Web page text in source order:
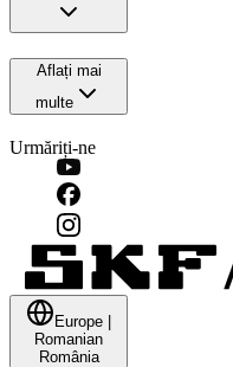
Aflați mai
multe
Urmăriți-ne
Europe
Romanian
România